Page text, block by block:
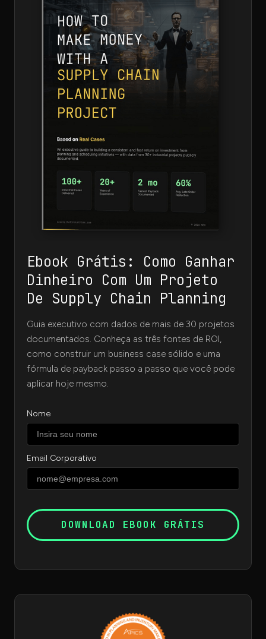
Ebook Grátis: Como Ganhar
Dinheiro Com Um Projeto
De Supply Chain Planning
Guia executivo com dados de mais de 30 projetos
documentados. Conheça as três fontes de ROI,
como construir um business case sólido e uma
fórmula de payback passo a passo que você pode
aplicar hoje mesmo.
Nome
Email Corporativo